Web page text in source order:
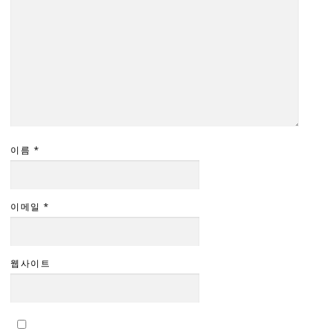
이름 *
이메일 *
웹사이트